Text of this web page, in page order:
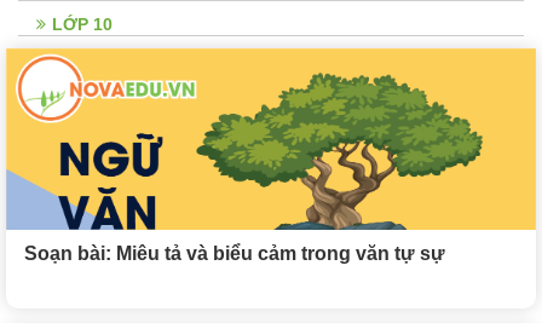
LỚP 10
Soạn bài: Miêu tả và biểu cảm trong văn tự sự